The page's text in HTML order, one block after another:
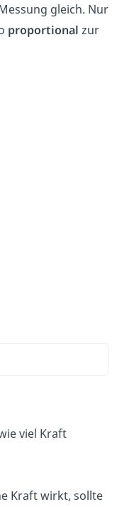
gleich. Nur
proportional zur
viel Kraft
Kraft wirkt, sollte